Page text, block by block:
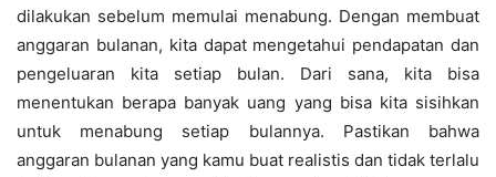
dilakukan sebelum memulai menabung. Dengan membuat
anggaran bulanan, kita dapat mengetahui pendapatan dan
pengeluaran kita setiap bulan. Dari sana, kita bisa
menentukan berapa banyak uang yang bisa kita sisihkan
untuk menabung setiap bulannya. Pastikan bahwa
anggaran bulanan yang kamu buat realistis dan tidak terlalu